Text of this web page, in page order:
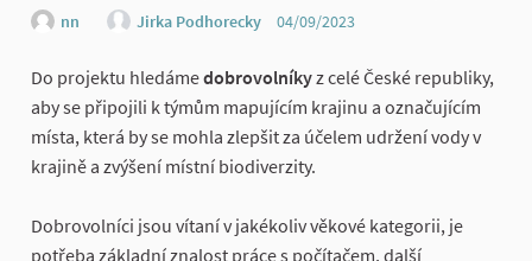
nn Jirka Podhorecky 04/09/2023
Do projektu hledámedobrovolníkyz celé České republiky,
aby se připojili k týmům mapujícím krajinu a označujícím
místa, která by se mohla zlepšit za účelem udržení vody v
krajině a zvýšení místní biodiverzity.
Dobrovolníci jsou vítaní v jakékoliv věkové kategorii, je
potřeba základní znalost práce s počítačem, další